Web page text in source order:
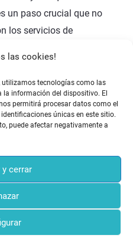
las cookies!
utilizamos tecnologías como las
información del dispositivo. El
permitirá procesar datos como el
únicas en este sitio.
puede afectar negativamente a
cerrar
un paso crucial que no
los servicios de
y respaldadas por
riesgo de inquilinos
contacta con nosotros
información sobre cómo
un correo a
a proteger tus intereses!